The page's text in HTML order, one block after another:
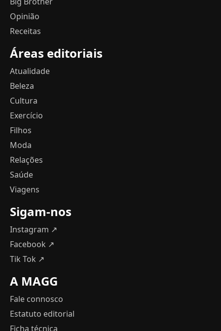
Opinião
Receitas
Áreas editoriais
Atualidade
Beleza
Cultura
Exercício
Filhos
Moda
Relações
Saúde
Viagens
Sigam-nos
Instagram ↗
Facebook ↗
Tik Tok ↗
A MAGG
Fale connosco
Estatuto editorial
Ficha técnica